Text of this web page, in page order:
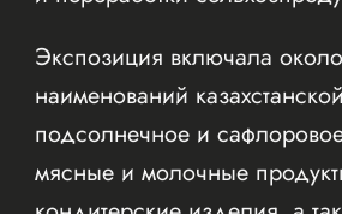
Экспозиция включала
наименований
подсолнечное и
мясные и молочные